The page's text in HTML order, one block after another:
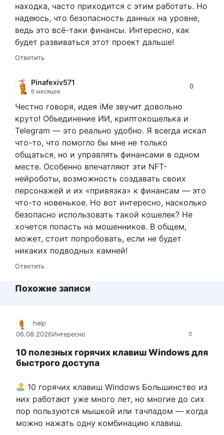
находка, часто приходится с этим работать. Но
надеюсь, что безопасность данных на уровне,
ведь это всё-таки финансы. Интересно, как
будет развиваться этот проект дальше!
Ответить
Pinafexiv571
6 месяцев
0
Честно говоря, идея iMe звучит довольно
круто! Объединение ИИ, криптокошелька и
Telegram — это реально удобно. Я всегда искал
что-то, что помогло бы мне не только
общаться, но и управлять финансами в одном
месте. Особенно впечатляют эти NFT-
нейроботы, возможность создавать своих
персонажей и их «привязка» к финансам — это
что-то новенькое. Но вот интересно, насколько
безопасно использовать такой кошелек? Не
хочется попасть на мошенников. В общем,
может, стоит попробовать, если не будет
никаких подводных камней!
Ответить
Похожие записи
0
help
06.08.2026Интересно
10 полезных горячих клавиш Windows для
быстрого доступа
10 горячих клавиш Windows Большинство из
них работают уже много лет, но многие до сих
пор пользуются мышкой или тачпадом — когда
можно нажать одну комбинацию клавиш.